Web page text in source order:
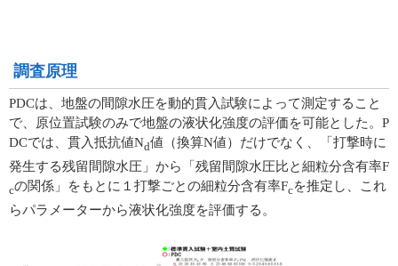
調査原理
PDCは、地盤の間隙水圧を動的貫入試験によって測定すること
で、原位置試験のみで地盤の液状化強度の評価を可能とした。P
DCでは、貫入抵抗値Nd値（換算N値）だけでなく、「打撃時に
発生する残留間隙水圧」から「残留間隙水圧比と細粒分含有率F
cの関係」をもとに１打撃ごとの細粒分含有率Fcを推定し、これ
らパラメーターから液状化強度を評価する。